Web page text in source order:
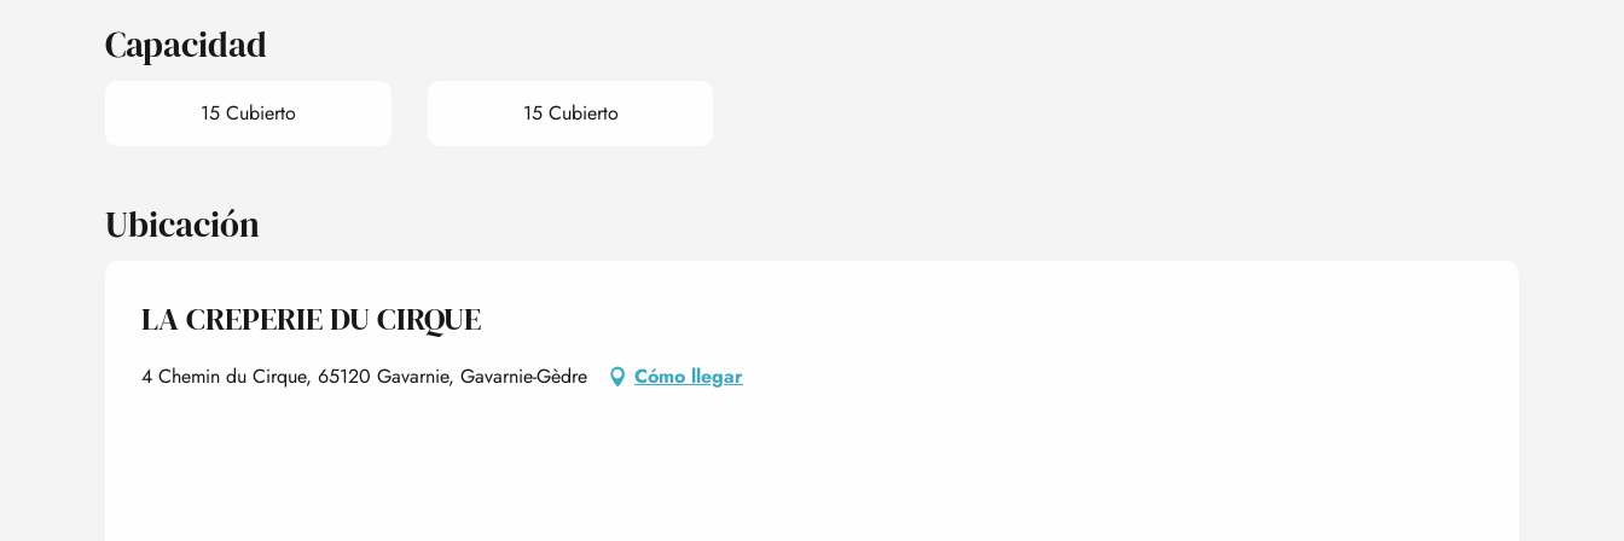
Capacidad
15 Cubierto 15 Cubierto
Ubicación
LA CREPERIE DU CIRQUE
4 Chemin du Cirque, 65120 Gavarnie, Gavarnie-Gèdre Cómo llegar